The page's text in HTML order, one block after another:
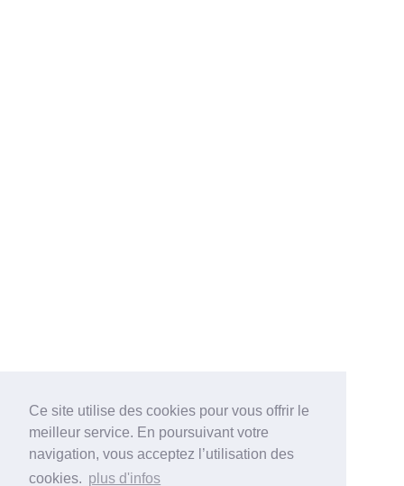
Ce site utilise des cookies pour vous offrir le
meilleur service. En poursuivant votre
navigation, vous acceptez l’utilisation des
cookies. plus d'infos